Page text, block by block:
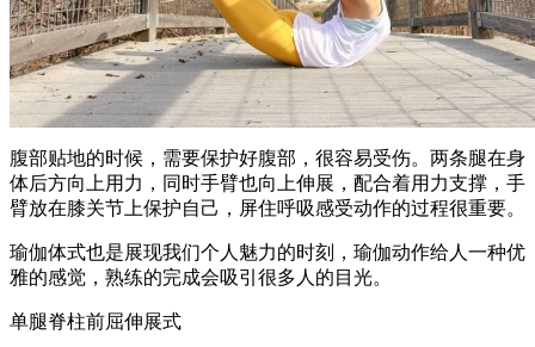
腹部贴地的时候，需要保护好腹部，很容易受伤。两条腿在身
体后方向上用力，同时手臂也向上伸展，配合着用力支撑，手
臂放在膝关节上保护自己，屏住呼吸感受动作的过程很重要。
瑜伽体式也是展现我们个人魅力的时刻，瑜伽动作给人一种优
雅的感觉，熟练的完成会吸引很多人的目光。
单腿脊柱前屈伸展式